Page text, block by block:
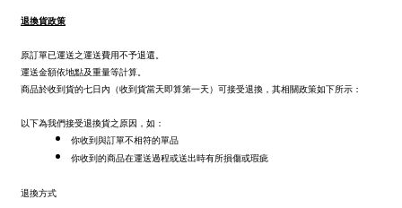
退換貨政策
原訂單已運送之運送費用不予退還。
運送金額依地點及重量等計算。
商品於收到貨的七日內（收到貨當天即算第一天）可接受退換，其相關政策如下所示：
以下為我們接受退換貨之原因，如：
你收到與訂單不相符的單品
你收到的商品在運送過程或送出時有所損傷或瑕疵
退換方式